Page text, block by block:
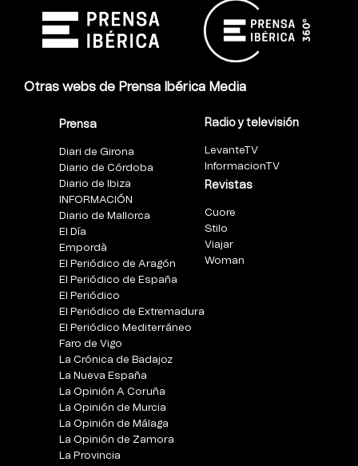
Otras webs de Prensa Ibérica Media
Prensa
Diari de Girona
Diario de Córdoba
Diario de Ibiza
INFORMACIÓN
Diario de Mallorca
El Día
Empordà
El Periódico de Aragón
El Periódico de España
El Periódico
El Periódico de Extremadura
El Periódico Mediterráneo
Faro de Vigo
La Crónica de Badajoz
La Nueva España
La Opinión A Coruña
La Opinión de Murcia
La Opinión de Málaga
La Opinión de Zamora
La Provincia
Radio y televisión
LevanteTV
InformacionTV
Revistas
Cuore
Stilo
Viajar
Woman